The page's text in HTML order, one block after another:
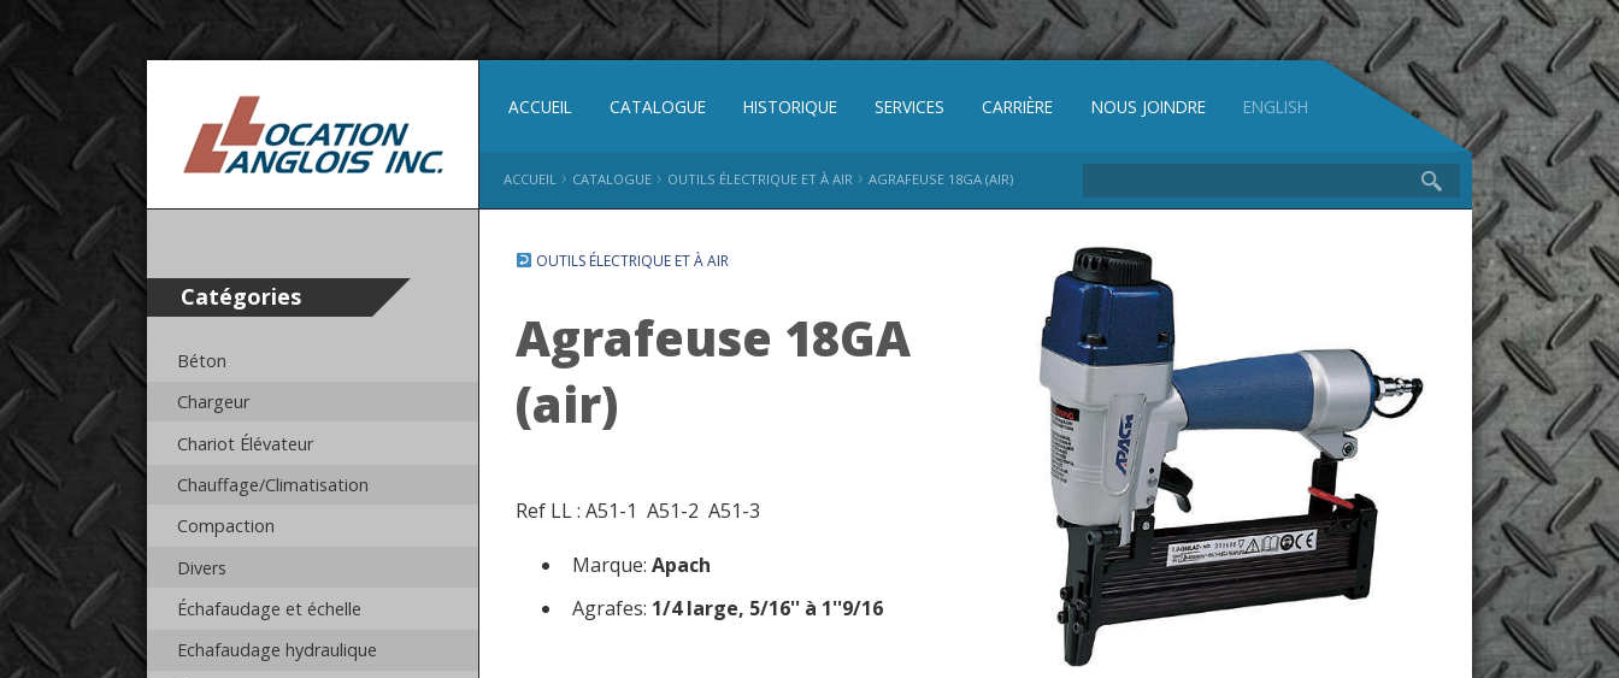
Catégories
Béton
Chargeur
Chariot Élévateur
Chauffage/Climatisation
Compaction
Divers
Échafaudage et échelle
Echafaudage hydraulique
ACCUEIL CATALOGUE HISTORIQUE SERVICES CARRIÈRE NOUS JOINDRE ENGLISH
ACCUEIL › CATALOGUE › OUTILS ÉLECTRIQUE ET À AIR › AGRAFEUSE 18GA (AIR)
OUTILS ÉLECTRIQUE ET À AIR
Agrafeuse 18GA
(air)
Ref LL : A51-1 A51-2 A51-3
Marque: Apach
Agrafes: 1/4 large, 5/16'' à 1''9/16